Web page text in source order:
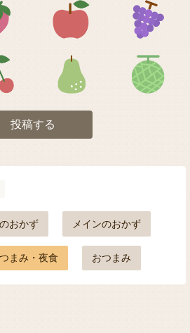
アイコン2 アイコン3
アイコン6 アイコン7
投稿する
おかず メインのおかず
まみ・夜食 おつまみ